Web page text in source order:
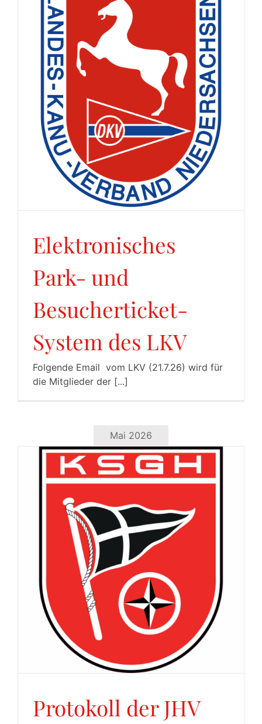
Elektronisches
Park- und
Besucherticket-
System des LKV
Folgende Email vom LKV (21.7.26) wird für
die Mitglieder der [...]
Mai 2026
Protokoll der JHV